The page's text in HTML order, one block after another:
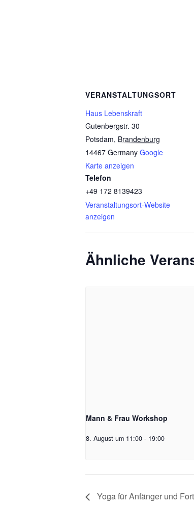
VERANSTALTUNGSORT
Haus Lebenskraft
Gutenbergstr. 30
Potsdam, Brandenburg
14467 Germany Google
Karte anzeigen
Telefon
+49 172 8139423
Veranstaltungsort-Website
anzeigen
Ähnliche
Mann & Frau Workshop
8. August um 11:00 - 19:00
Yoga für Anfänger und